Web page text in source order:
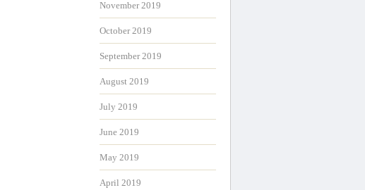
November 2019
October 2019
September 2019
August 2019
July 2019
June 2019
May 2019
April 2019